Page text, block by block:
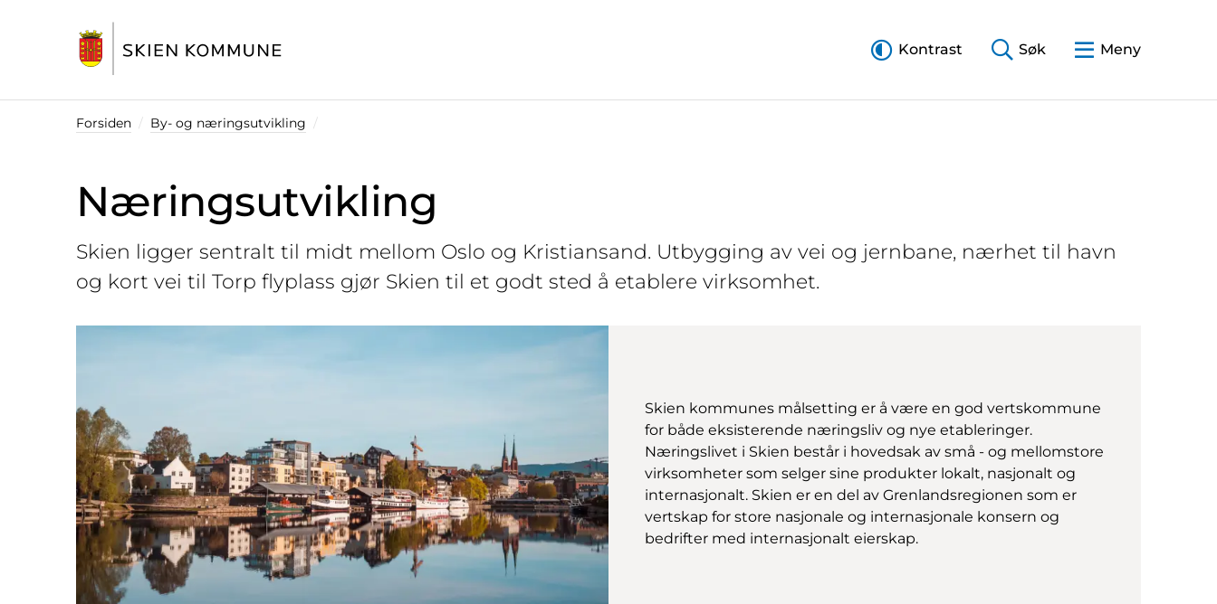
Kontrast Søk Meny
Forsiden By- og næringsutvikling
Næringsutvikling
Skien ligger sentralt til midt mellom Oslo og Kristiansand. Utbygging av vei og jernbane, nærhet til havn
og kort vei til Torp flyplass gjør Skien til et godt sted å etablere virksomhet.
Skien kommunes målsetting er å være en god vertskommune
for både eksisterende næringsliv og nye etableringer.
Næringslivet i Skien består i hovedsak av små - og mellomstore
virksomheter som selger sine produkter lokalt, nasjonalt og
internasjonalt. Skien er en del av Grenlandsregionen som er
vertskap for store nasjonale og internasjonale konsern og
bedrifter med internasjonalt eierskap.